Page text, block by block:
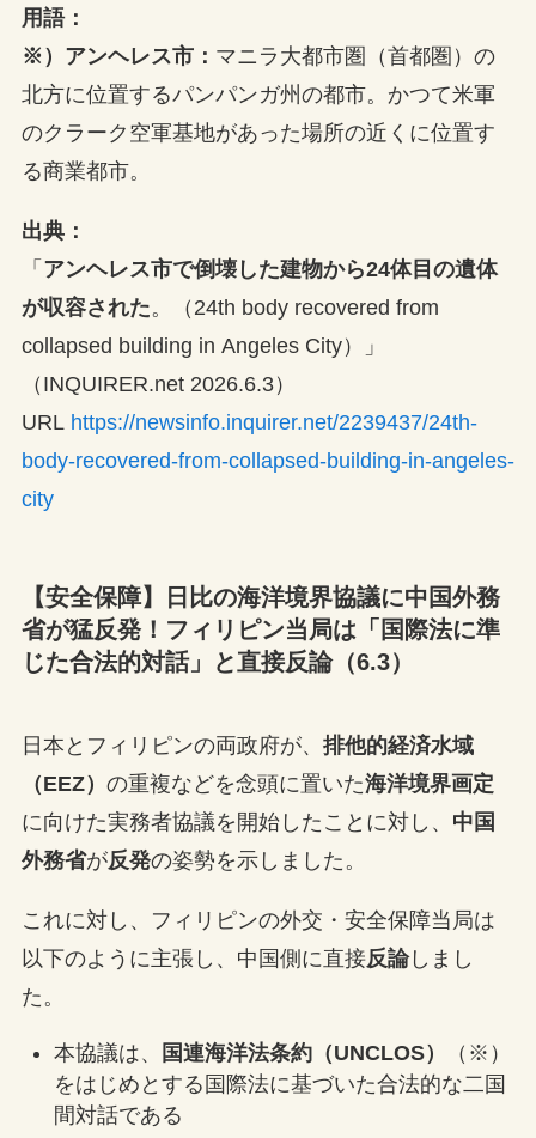
用語：
※）アンヘレス市： マニラ大都市圏（首都圏）の
北方に位置するパンパンガ州の都市。かつて米軍
のクラーク空軍基地があった場所の近くに位置す
る商業都市。
出典：
「 アンヘレス市で倒壊した建物から24体目の遺体
が収容された。（24th body recovered from
collapsed building in Angeles City）」
（INQUIRER.net 2026.6.3）
URL https://newsinfo.inquirer.net/2239437/24th-
body-recovered-from-collapsed-building-in-angeles-
city
【安全保障】日比の海洋境界協議に中国外務
省が猛反発！フィリピン当局は「国際法に準
じた合法的対話」と直接反論（6.3）
日本とフィリピンの両政府が、 排他的経済水域
（EEZ） の重複などを念頭に置いた海洋境界画定
に向けた実務者協議を開始したことに対し、 中国
外務省が反発の姿勢を示しました。
これに対し、フィリピンの外交・安全保障当局は
以下のように主張し、中国側に直接反論しまし
た。
本協議は、 国連海洋法条約（UNCLOS）
（※）
をはじめとする国際法に基づいた合法的な二国
間対話である